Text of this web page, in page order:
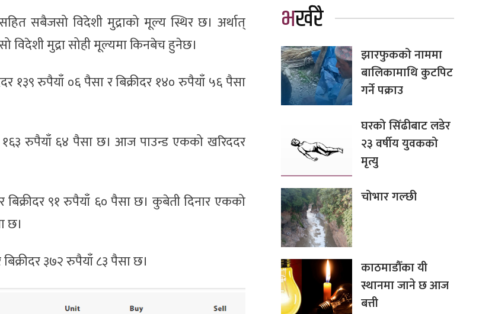
सबैजसो विदेशी मुद्राको मूल्य स्थिर छ। अर्थात्
विदेशी मुद्रा सोही मूल्यमा किनबेच हुनेछ।
१३९ रुपैयाँ ०६ पैसा र बिक्रीदर १४० रुपैयाँ ५६ पैसा
रुपैयाँ ६४ पैसा छ। आज पाउन्ड एकको खरिददर
९१ रुपैयाँ ६० पैसा छ। कुबेती दिनार एकको
छ।
३७२ रुपैयाँ ८३ पैसा छ।
भर्खरै
झारफुकको नाममा
बालिकामाथि कुटपिट
गर्ने पक्राउ
घरको सिँढीबाट लडेर
२३ वर्षीय युवकको
मृत्यु
चोभार गल्छी
काठमाडौँका यी
स्थानमा जाने छ आज
बत्ती